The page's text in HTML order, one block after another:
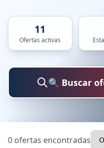
11
Ofertas activas
🔍 Buscar
0 ofertas encontradas